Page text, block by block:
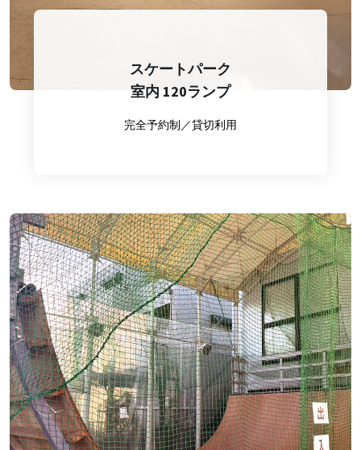
スケートパーク
室内 120ランプ
完全予約制／貸切利用